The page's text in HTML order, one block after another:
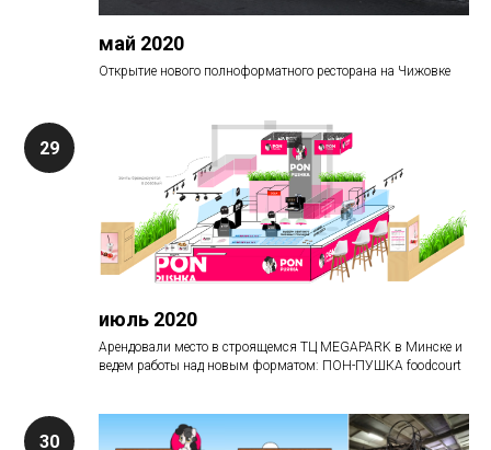
май 2020
Открытие нового полноформатного ресторана на Чижовке
июль 2020
Арендовали место в строящемся ТЦ MEGAPARK в Минске и
ведем работы над новым форматом: ПОН-ПУШКА foodcourt